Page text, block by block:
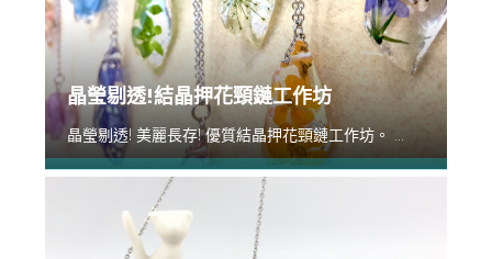
晶瑩剔透!結晶押花頸鏈工作坊
晶瑩剔透! 美麗長存! 優質結晶押花頸鏈工作坊。 ...